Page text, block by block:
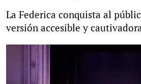
La Federica conquista al
versión accesible y